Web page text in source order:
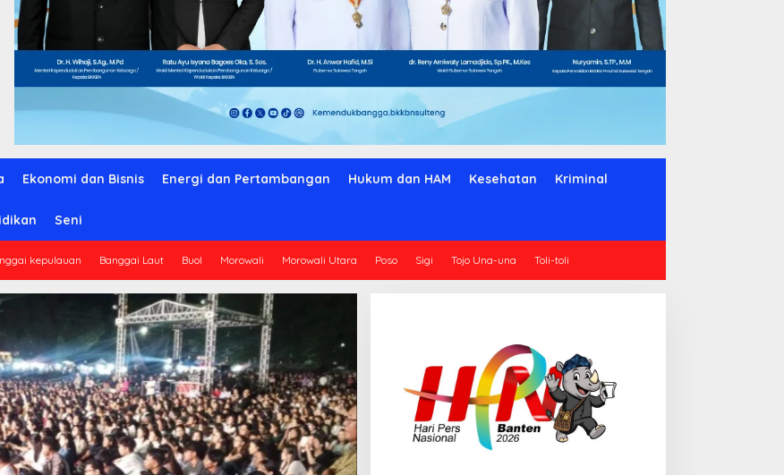
Ekonomi dan Bisnis Energi dan Pertambangan Hukum dan HAM Kesehatan Kriminal
Seni
kepulauan Banggai Laut Buol Morowali Morowali Utara Poso Sigi Tojo Una-una Toli-toli